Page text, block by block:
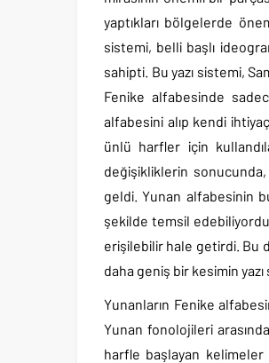
yaptıkları bölgelerde
sistemi, belli başlı
sahipti. Bu yazı sistemi,
Fenike alfabesinde
alfabesini alıp kendi
ünlü harfler için
değişikliklerin
geldi. Yunan alfabesinin
şekilde temsil
erişilebilir hale getirdi. Bu
daha geniş bir kesimin
Yunanların Fenike
Yunan fonolojileri
harfle başlayan